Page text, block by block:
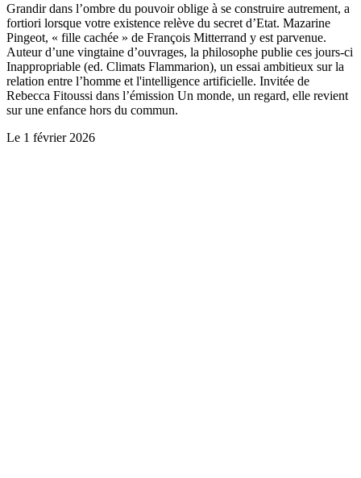
Grandir dans l’ombre du pouvoir oblige à se construire autrement, a
fortiori lorsque votre existence relève du secret d’Etat. Mazarine
Pingeot, « fille cachée » de François Mitterrand y est parvenue.
Auteur d’une vingtaine d’ouvrages, la philosophe publie ces jours-ci
Inappropriable (ed. Climats Flammarion), un essai ambitieux sur la
relation entre l’homme et l'intelligence artificielle. Invitée de
Rebecca Fitoussi dans l’émission Un monde, un regard, elle revient
sur une enfance hors du commun.
Le 1 février 2026